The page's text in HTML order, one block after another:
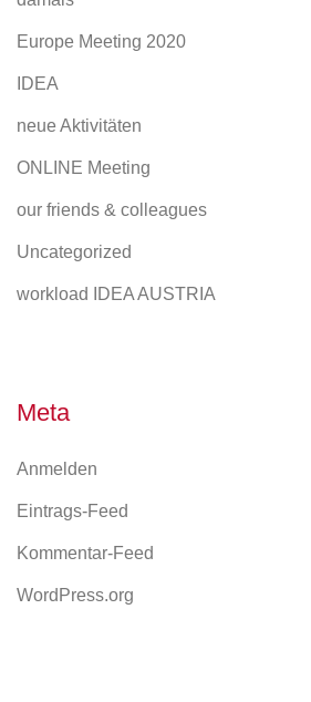
Europe Meeting 2020
IDEA
neue Aktivitäten
ONLINE Meeting
our friends & colleagues
Uncategorized
workload IDEA AUSTRIA
Meta
Anmelden
Eintrags-Feed
Kommentar-Feed
WordPress.org